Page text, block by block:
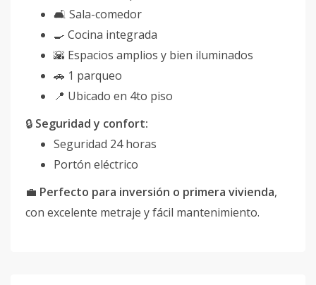
🛋 Sala-comedor
🍳 Cocina integrada
🌇 Espacios amplios y bien iluminados
🚗 1 parqueo
📍 Ubicado en 4to piso
🔒 Seguridad y confort:
Seguridad 24 horas
Portón eléctrico
💼 Perfecto para inversión o primera vivienda,
con excelente metraje y fácil mantenimiento.